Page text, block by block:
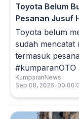
Toyota Belum
Pesanan Jusuf
Toyota belum
sudah mencatat
termasuk
#kumparanOTO
KumparanNews
Sep 08, 2026,